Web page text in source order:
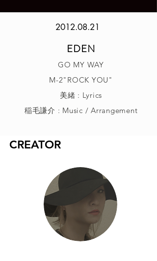
2012.08.21
EDEN
GO MY WAY
M-2"ROCK YOU"
美緒 : Lyrics
稲毛謙介 : Music / Arrangement
CREATOR